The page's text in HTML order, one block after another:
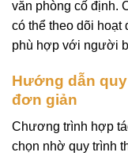
văn phòng cố định.
có thể theo dõi hoạt
phù hợp với người
Hướng dẫn
đơn giản
Chương trình hợp
chọn nhờ quy trình